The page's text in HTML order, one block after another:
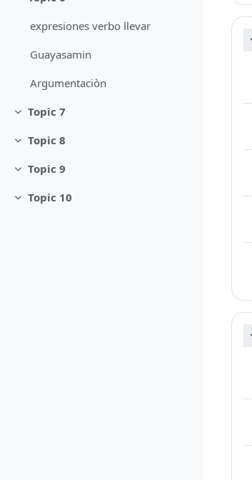
Minimizza
expresiones verbo llevar
Guayasamin
Argumentaciòn
Minimizza
Topic 7
Minimizza
Topic 8
Minimizza
Topic 9
Minimizza
Topic 10